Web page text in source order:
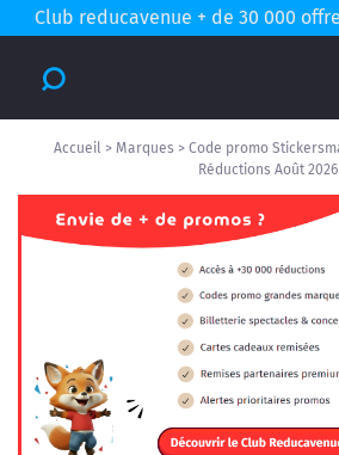
Club reducavenue + de 30 000
Accueil > Marques > Code promo
Réductions Août 2026